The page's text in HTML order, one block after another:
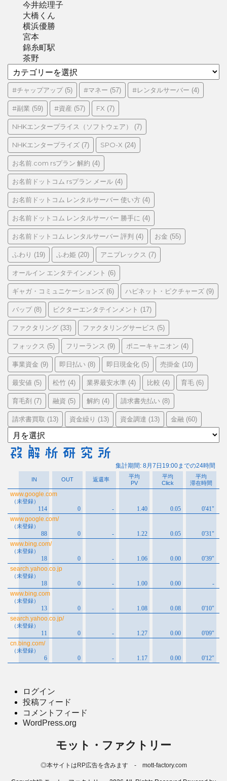
今井絵理子
大橋くん
横浜優勝
宮本
錦糸町駅
茶野
テ
ゴ
リ
ー
#チャップアップ(5) #マネー (57) #レンタルサーバー (4)
#副業 (59) #資産 (57) FX (7)
NHKエンタープライス（ソフトウェア） (7)
NHKエンタープライズ (7) SPO-X (24)
お名前.com rsプラン 解約 (4)
お名前ドットコム rsプラン メール (4)
お名前ドットコム レンタルサーバー 使い方 (4)
お名前ドットコム レンタルサーバー 勝手に (4)
お名前ドットコム レンタルサーバー 評判 (4) お金 (55)
ふわり (19) ふわ姫 (20) アニプレックス (7)
オールイン エンタテインメント (6)
ギャガ・コミュニケーションズ (6) ハピネット・ピクチャーズ (9)
バップ(8) ビクターエンタテインメント (17)
ファクタリング (33) ファクタリングサービス (5)
フォックス (5) フリーランス (9) ポニーキャニオン (4)
事業資金 (9) 即日払い (8) 即日現金化 (5) 売掛金 (10)
最安値 (5) 松竹 (4) 業界最安水準 (4) 比較 (4) 育毛 (6)
育毛剤 (7) 融資 (5) 解約 (4) 請求書先払い (8)
請求書買取 (13) 資金繰り (13) 資金調達 (13) 金融 (60)
ア
ー
カ
ログイン
投稿フィード
コメントフィード
WordPress.org
モット・ファクトリー
◎本サイトはRP広告を含みます - mott-factory.com